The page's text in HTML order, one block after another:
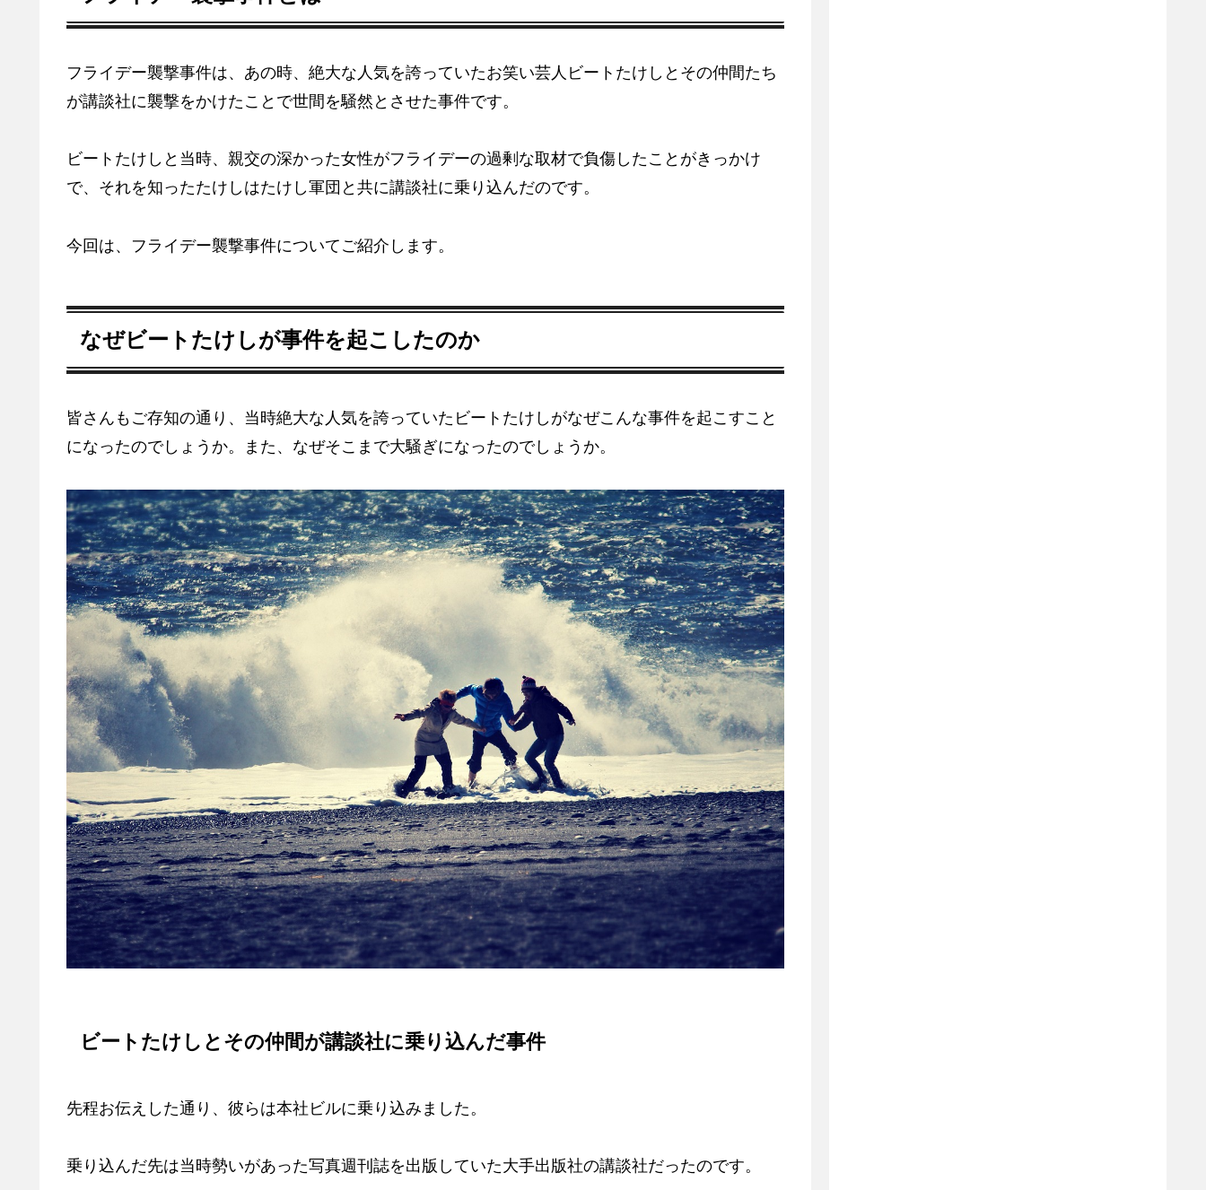
フライデー襲撃事件は、あの時、絶大な人気を誇っていたお笑い芸人ビートたけしとその仲間たち
が講談社に襲撃をかけたことで世間を騒然とさせた事件です。
ビートたけしと当時、親交の深かった女性がフライデーの過剰な取材で負傷したことがきっかけ
で、それを知ったたけしはたけし軍団と共に講談社に乗り込んだのです。
今回は、フライデー襲撃事件についてご紹介します。
なぜビートたけしが事件を起こしたのか
皆さんもご存知の通り、当時絶大な人気を誇っていたビートたけしがなぜこんな事件を起こすこと
になったのでしょうか。また、なぜそこまで大騒ぎになったのでしょうか。
ビートたけしとその仲間が講談社に乗り込んだ事件
先程お伝えした通り、彼らは本社ビルに乗り込みました。
乗り込んだ先は当時勢いがあった写真週刊誌を出版していた大手出版社の講談社だったのです。